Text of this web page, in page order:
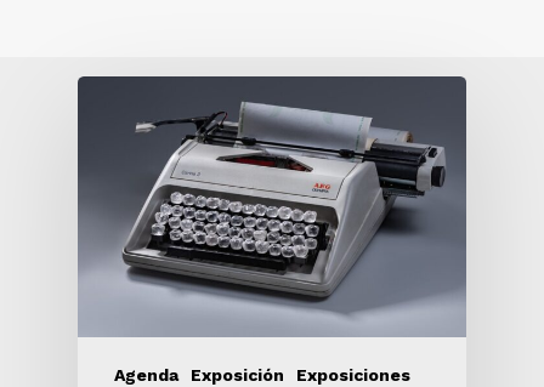
Agenda Exposición
Exposiciones